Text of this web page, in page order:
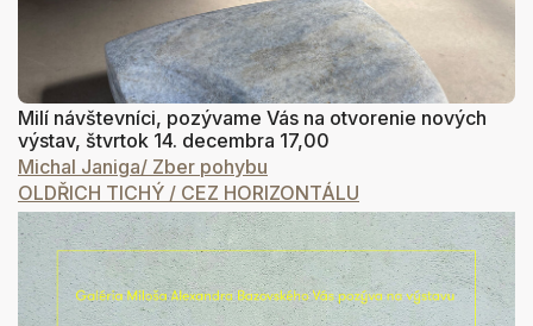
Milí návštevníci, pozývame Vás na otvorenie nových
výstav, štvrtok 14. decembra 17,00
Michal Janiga/ Zber pohybu
OLDŘICH TICHÝ / CEZ HORIZONTÁLU